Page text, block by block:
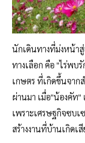
นักเดินทางที่ม่งหน้า
ทางเลือก คือ "ไร่พบ
เกษตร ที่เกิดขึ้นจาก
ผ่านมา เมื่อ"น้องคัท"
เพราะเศรษฐกิจซบเ
สร้างงานที่บ้านเกิดเสี